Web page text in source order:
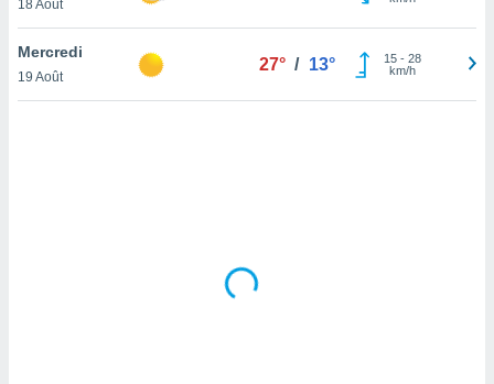
de
18 Août
Mercredi
19 Août
27° / 13° 15- 28
km/h